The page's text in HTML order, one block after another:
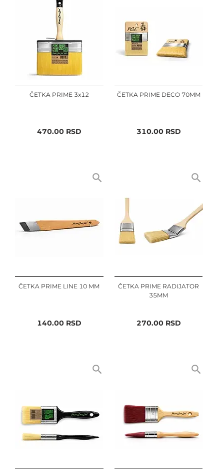
ČETKA PRIME 3x12
470.00RSD
ČETKA PRIME DECO 70MM
310.00RSD
ČETKA PRIME LINE 10 MM
140.00RSD
ČETKA PRIME RADIJATOR
35MM
270.00RSD